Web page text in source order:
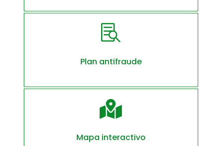

Plan antifraude

Mapa interactivo